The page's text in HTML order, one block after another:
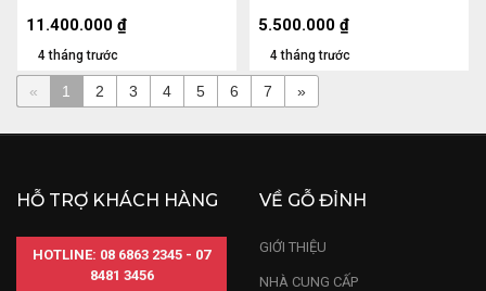
22x22x10 (cm)
4 tháng trước
11.400.000 ₫
4 tháng trước
5.500.000 ₫
« 1 2 3 4 5 6 7 »
HỖ TRỢ KHÁCH HÀNG
HOTLINE: 08 6863 2345 - 07
8481 3456
VỀ GỖ ĐỈNH
GIỚI THIỆU
NHÀ CUNG CẤP